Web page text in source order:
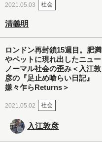
2021.05.03 社会
清義明
ロンドン再封鎖15週目。肥満
やペットに現れ出したニュー
ノーマル社会の歪み＜入江敦
彦の『足止め喰らい日記』
嫌々乍らReturns＞
2021.05.02 社会
入江敦彦